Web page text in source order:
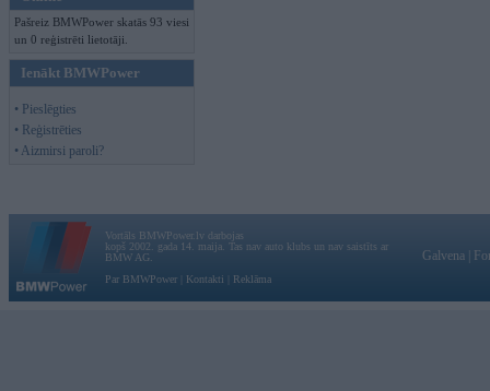
Pašreiz BMWPower skatās 93 viesi
un 0 reģistrēti lietotāji.
Ienākt BMWPower
• Pieslēgties
• Reģistrēties
• Aizmirsi paroli?
Vortāls BMWPower.lv darbojas
kopš 2002. gada 14. maija. Tas nav auto klubs un nav saistīts ar
BMW AG.
Par BMWPower
Kontakti Reklāma
Galvena